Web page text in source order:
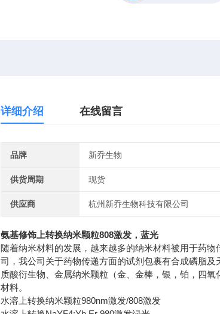
详细介绍 在线留言
品牌 新乔生物
供货周期 现货
供应商 杭州新乔生物科技有限公司
氨基修饰上转换纳米颗粒808激发，蓝光
随着纳米材料的发展，越来越多的纳米材料被用于药
司，我公司关于药物传递方面的试剂包裹有合成磷脂
质酸衍生物、金属纳米颗粒（金、金棒，银，铂，四
材料。
水溶上转换纳米颗粒980nm激发/808激发